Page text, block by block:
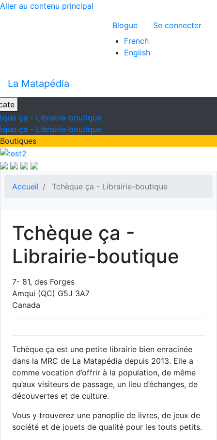
Aller au contenu principal
Menu du
Blogue
Se connecter
French
English
La Matapédia
ça - Librairie-boutique
ça - Librairie-boutique
Boutiques
Accueil Tchèque ça - Librairie-boutique
Tchèque ça -
Librairie-boutique
7- 81, des Forges
Amqui (QC) G5J 3A7
Canada
Tchèque ça est une petite librairie bien enracinée
dans la MRC de La Matapédia depuis 2013. Elle a
comme vocation d’offrir à la population, de même
qu’aux visiteurs de passage, un lieu d’échanges, de
découvertes et de culture.
Vous y trouverez une panoplie de livres, de jeux de
société et de jouets de qualité pour les touts petits.